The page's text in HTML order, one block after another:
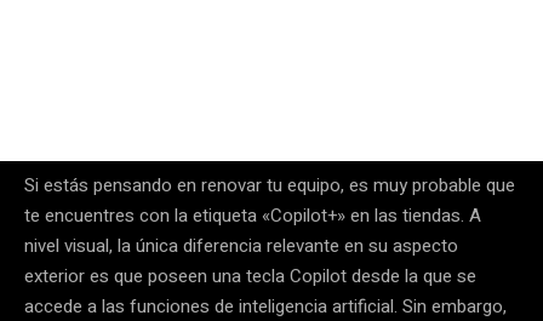
Si estás pensando en renovar tu equipo, es muy probable que
te encuentres con la etiqueta «Copilot+» en las tiendas. A
nivel visual, la única diferencia relevante en su aspecto
exterior es que poseen una tecla Copilot desde la que se
accede a las funciones de inteligencia artificial. Sin embargo,